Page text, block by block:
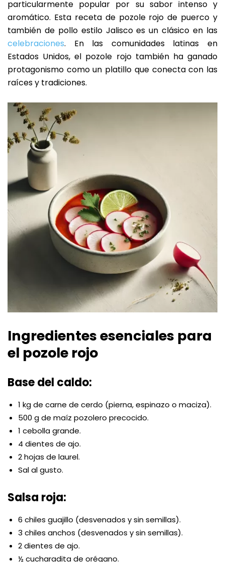
particularmente popular por su sabor intenso y
aromático. Esta receta de pozole rojo de puerco y
también de pollo estilo Jalisco es un clásico en las
celebraciones. En las comunidades latinas en
Estados Unidos, el pozole rojo también ha ganado
protagonismo como un platillo que conecta con las
raíces y tradiciones.
Ingredientes esenciales para
el pozole rojo
Base del caldo:
1 kg de carne de cerdo (pierna, espinazo o maciza).
500 g de maíz pozolero precocido.
1 cebolla grande.
4 dientes de ajo.
2 hojas de laurel.
Sal al gusto.
Salsa roja:
6 chiles guajillo (desvenados y sin semillas).
3 chiles anchos (desvenados y sin semillas).
2 dientes de ajo.
½ cucharadita de orégano.